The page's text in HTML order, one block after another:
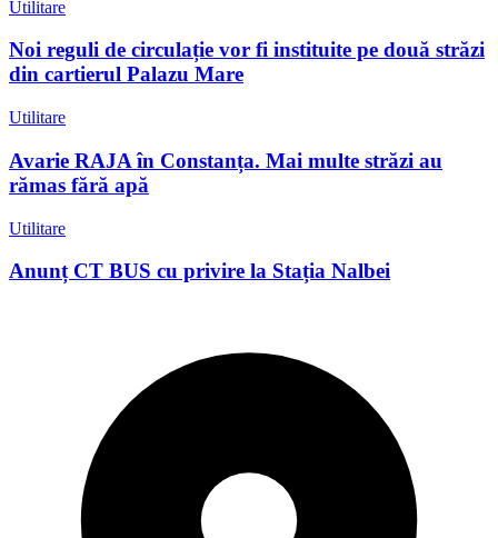
Utilitare
Noi reguli de circulație vor fi instituite pe două străzi
din cartierul Palazu Mare
Utilitare
Avarie RAJA în Constanța. Mai multe străzi au
rămas fără apă
Utilitare
Anunț CT BUS cu privire la Stația Nalbei